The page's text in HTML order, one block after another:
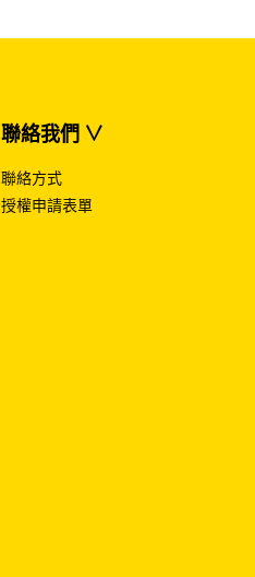
聯絡我們 ∨
聯絡方式
授權申請表單